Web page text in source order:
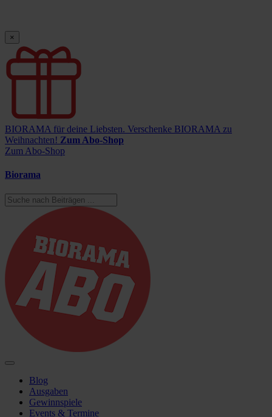
×
BIORAMA für deine Liebsten. Verschenke BIORAMA zu
Weihnachten! Zum Abo-Shop
Zum Abo-Shop
Biorama
Blog
Ausgaben
Gewinnspiele
Events & Termine